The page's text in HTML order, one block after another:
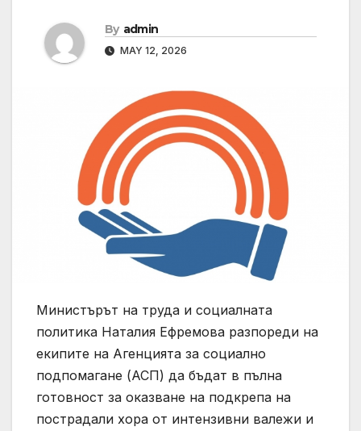
By admin
MAY 12, 2026
Министърът на труда и социалната
политика Наталия Ефремова разпореди на
екипите на Агенцията за социално
подпомагане (АСП) да бъдат в пълна
готовност за оказване на подкрепа на
пострадали хора от интензивни валежи и